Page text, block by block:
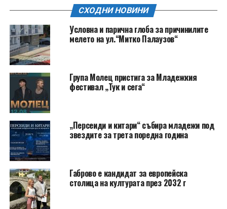
СХОДНИ НОВИНИ
Условна и парична глоба за причинилите
мелето на ул.“Митко Палаузов“
Група Молец пристига за Младежкия
фестивал „Тук и сега“
„Персеиди и китари“ събира младежи под
звездите за трета поредна година
Габрово е кандидат за европейска
столица на културата през 2032 г